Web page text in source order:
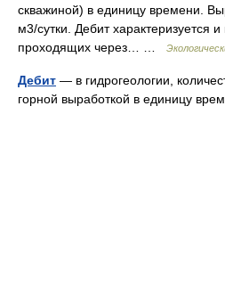
скважиной) в единицу времени.
м3/сутки. Дебит характеризуется и
проходящих через… …
Дебит — в гидрогеологии,
горной выработкой в единицу